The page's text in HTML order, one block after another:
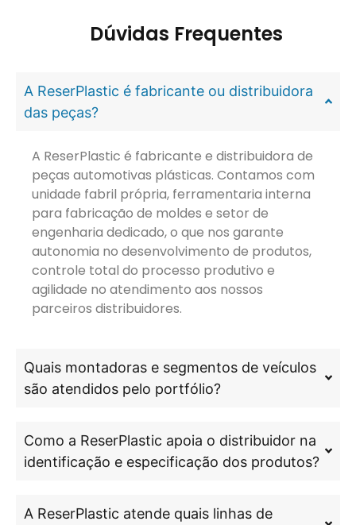
Dúvidas Frequentes
A ReserPlastic é fabricante ou distribuidora
das peças?
A ReserPlastic é fabricante e distribuidora de
peças automotivas plásticas. Contamos com
unidade fabril própria, ferramentaria interna
para fabricação de moldes e setor de
engenharia dedicado, o que nos garante
autonomia no desenvolvimento de produtos,
controle total do processo produtivo e
agilidade no atendimento aos nossos
parceiros distribuidores.
Quais montadoras e segmentos de veículos
são atendidos pelo portfólio?
Como a ReserPlastic apoia o distribuidor na
identificação e especificação dos produtos?
A ReserPlastic atende quais linhas de